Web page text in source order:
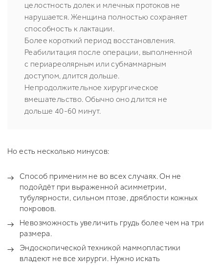
целостность долек и млечных протоков не
нарушается. Женщина полностью сохраняет
способность к лактации.
Более короткий период восстановления.
Реабилитация после операции, выполненной
с периареолярным или субмаммарным
доступом, длится дольше.
Непродолжительное хирургическое
вмешательство. Обычно оно длится не
дольше 40-60 минут.
Но есть несколько минусов:
Способ применим не во всех случаях. Он не
подойдёт при выраженной асимметрии,
тубулярности, сильном птозе, дряблости кожных
покровов.
Невозможность увеличить грудь более чем на три
размера.
Эндоскопической техникой маммопластики
владеют не все хирурги. Нужно искать